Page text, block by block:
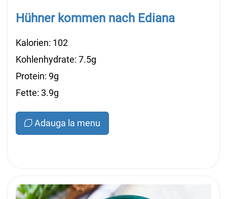
Hühner kommen nach Ediana
Kalorien: 102
Kohlenhydrate: 7.5g
Protein: 9g
Fette: 3.9g
Adauga la menu